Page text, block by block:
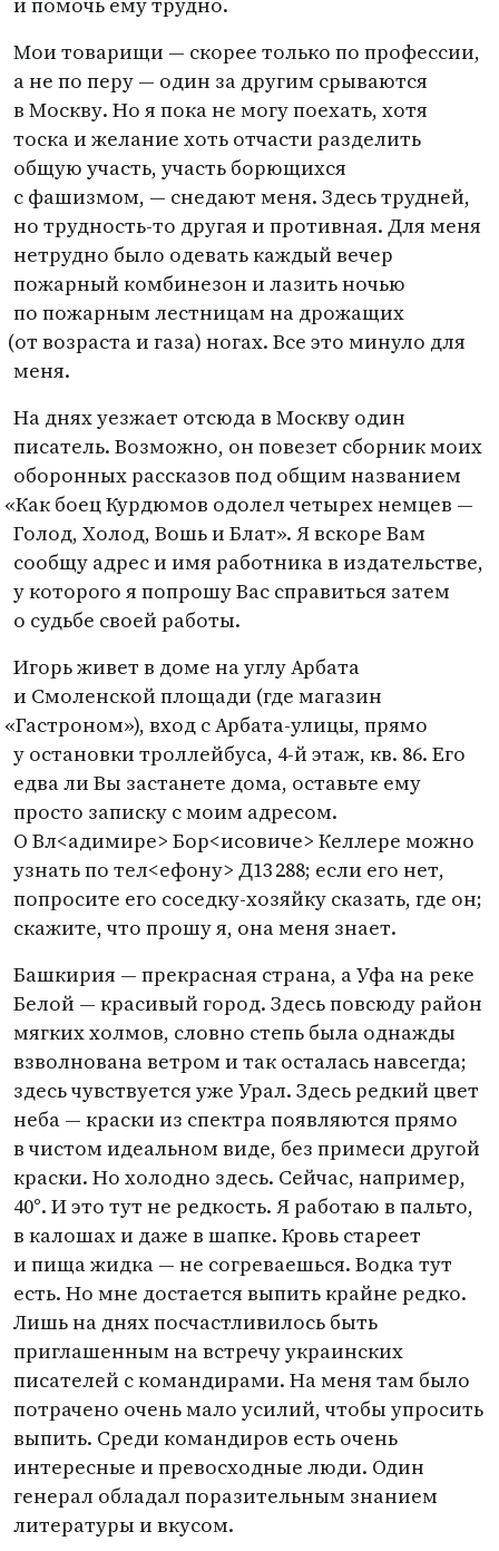
Мои товарищи — скорее только по профессии,
а не по перу — один за другим срываются
в Москву. Но я пока не могу поехать, хотя
тоска и желание хоть отчасти разделить
общую участь, участь борющихся
с фашизмом, — снедают меня. Здесь трудней,
но трудность-то другая и противная. Для меня
нетрудно было одевать каждый вечер
пожарный комбинезон и лазить ночью
по пожарным лестницам на дрожащих
(от возраста и газа) ногах. Все это минуло для
меня.
На днях уезжает отсюда в Москву один
писатель. Возможно, он повезет сборник моих
оборонных рассказов под общим названием
«Как боец Курдюмов одолел четырех немцев —
Голод, Холод, Вошь и Блат». Я вскоре Вам
сообщу адрес и имя работника в издательстве,
у которого я попрошу Вас справиться затем
о судьбе своей работы.
Игорь живет в доме на углу Арбата
и Смоленской площади (где магазин
«Гастроном»), вход с Арбата-улицы, прямо
у остановки троллейбуса, 4-й этаж, кв. 86. Его
едва ли Вы застанете дома, оставьте ему
просто записку с моим адресом.
О Вл<адимире> Бор<исовиче> Келлере можно
узнать по тел<ефону> Д13 288; если его нет,
попросите его соседку-хозяйку сказать, где он;
скажите, что прошу я, она меня знает.
Башкирия — прекрасная страна, а Уфа на реке
Белой — красивый город. Здесь повсюду район
мягких холмов, словно степь была однажды
взволнована ветром и так осталась навсегда;
здесь чувствуется уже Урал. Здесь редкий цвет
неба — краски из спектра появляются прямо
в чистом идеальном виде, без примеси другой
краски. Но холодно здесь. Сейчас, например,
40°. И это тут не редкость. Я работаю в пальто,
в калошах и даже в шапке. Кровь стареет
и пища жидка — не согреваешься. Водка тут
есть. Но мне достается выпить крайне редко.
Лишь на днях посчастливилось быть
приглашенным на встречу украинских
писателей с командирами. На меня там было
потрачено очень мало усилий, чтобы упросить
выпить. Среди командиров есть очень
интересные и превосходные люди. Один
генерал обладал поразительным знанием
литературы и вкусом.